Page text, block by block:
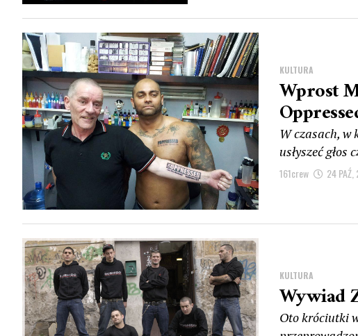
KULTURA
Wprost
W czasach, w
usłyszeć głos
161crew 24 PAŹ,
KULTURA
Wywiad
Oto króciutki